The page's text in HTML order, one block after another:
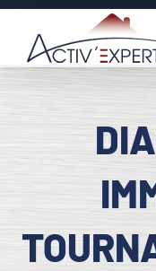
Passer
contenu